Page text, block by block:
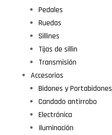
Pedales
Ruedas
Sillines
Tijas de sillin
Transmisión
Accesorios
Bidones y Portabidones
Candado antirrobo
Electrónica
Iluminación